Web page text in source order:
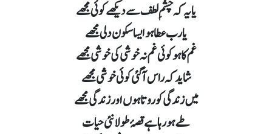
یا یہ کہ چشمِ لطف سے دیکھے کوئی مجھے
یارب عطا ہو ایسا سکون دلی مجھے
غم کا ہو کوئی غم نہ خوشی کی خوشی مجھے
شاید کہ راس آگئی کوئی خوشی مجھے
میں زندگی کو روتا ہوں اور زندگی مجھے
طے ہورہا ہے قصۂ طو لانئی حیات